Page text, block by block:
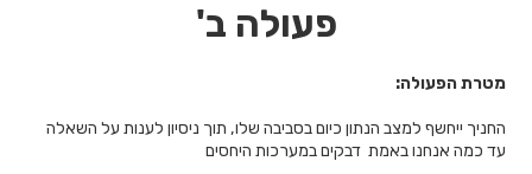
פעולה ב'
מטרת הפעולה:
החניך ייחשף למצב הנתון כיום בסביבה שלו, תוך ניסיון לענות על השאלה
עד כמה אנחנו באמת דבקים במערכות היחסים